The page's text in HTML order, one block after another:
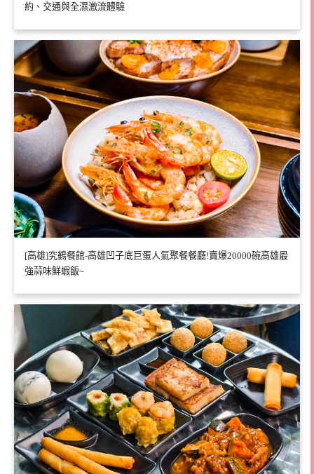
約、交通與全濕激流體驗
[高雄]究鶴餐館-高雄凹子底巨蛋人氣聚餐餐廳!賣爆20000碗高雄最
強蒜味鮮蝦飯~